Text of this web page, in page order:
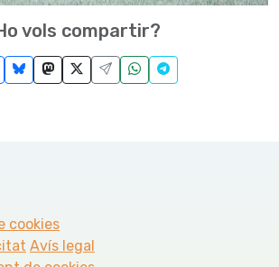
vols compartir?
cookies
Avís legal